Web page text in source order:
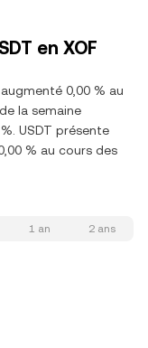
en XOF
0,00 % au
la semaine
USDT présente
% au cours des
1 an 2 ans